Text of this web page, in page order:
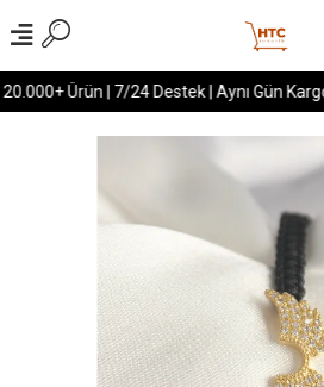
Ürün | 7/24 Destek | Aynı Gün Kargo